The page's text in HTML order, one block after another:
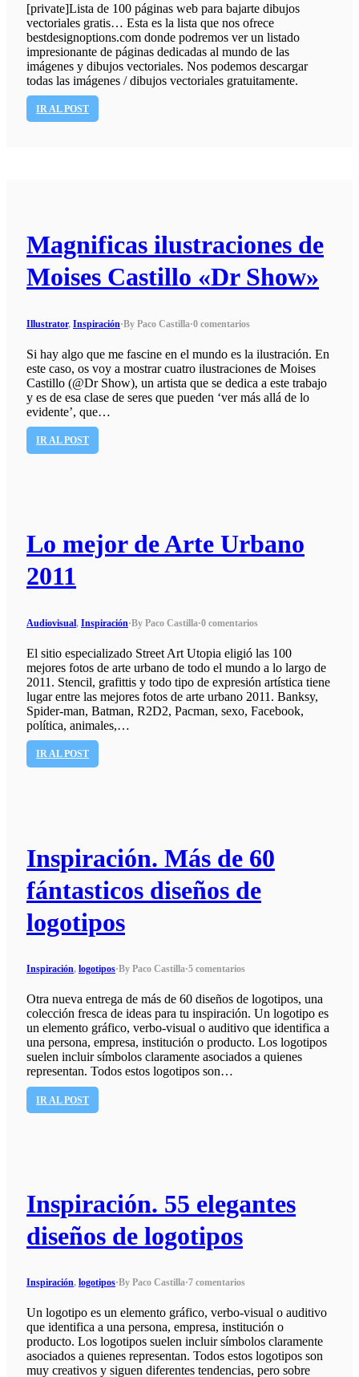
[private]Lista de 100 páginas web para bajarte dibujos
vectoriales gratis… Esta es la lista que nos ofrece
bestdesignoptions.com donde podremos ver un listado
impresionante de páginas dedicadas al mundo de las
imágenes y dibujos vectoriales. Nos podemos descargar
todas las imágenes / dibujos vectoriales gratuitamente.
IR AL POST
Magnificas ilustraciones de
Moises Castillo «Dr Show»
Illustrator, Inspiración·By Paco Castilla·0 comentarios
Si hay algo que me fascine en el mundo es la ilustración. En
este caso, os voy a mostrar cuatro ilustraciones de Moises
Castillo (@Dr Show), un artista que se dedica a este trabajo
y es de esa clase de seres que pueden ‘ver más allá de lo
evidente’, que…
IR AL POST
Lo mejor de Arte Urbano
2011
Audiovisual, Inspiración·By Paco Castilla·0 comentarios
El sitio especializado Street Art Utopia eligió las 100
mejores fotos de arte urbano de todo el mundo a lo largo de
2011. Stencil, grafittis y todo tipo de expresión artística tiene
lugar entre las mejores fotos de arte urbano 2011. Banksy,
Spider-man, Batman, R2D2, Pacman, sexo, Facebook,
política, animales,…
IR AL POST
Inspiración. Más de 60
fántasticos diseños de
logotipos
Inspiración, logotipos·By Paco Castilla·5 comentarios
Otra nueva entrega de más de 60 diseños de logotipos, una
colección fresca de ideas para tu inspiración. Un logotipo es
un elemento gráfico, verbo-visual o auditivo que identifica a
una persona, empresa, institución o producto. Los logotipos
suelen incluir símbolos claramente asociados a quienes
representan. Todos estos logotipos son…
IR AL POST
Inspiración. 55 elegantes
diseños de logotipos
Inspiración, logotipos·By Paco Castilla·7 comentarios
Un logotipo es un elemento gráfico, verbo-visual o auditivo
que identifica a una persona, empresa, institución o
producto. Los logotipos suelen incluir símbolos claramente
asociados a quienes representan. Todos estos logotipos son
muy creativos y siguen diferentes tendencias, pero sobre